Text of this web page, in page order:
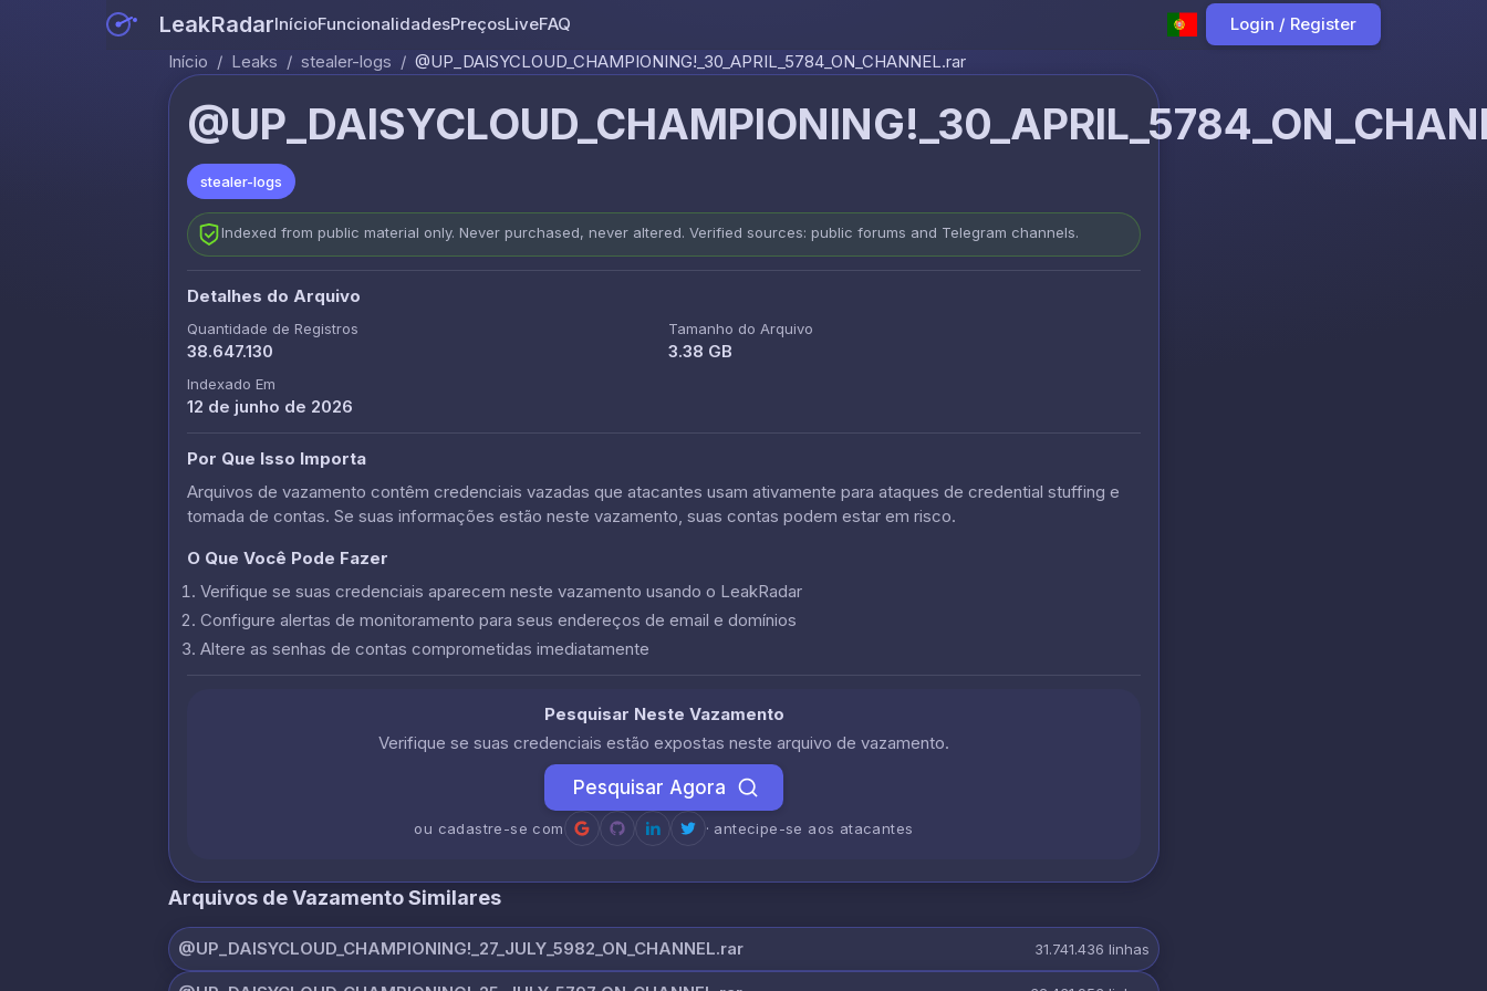
LeakRadarInícioFuncionalidadesPreçosLiveFAQ
Login / Register
Início / Leaks / stealer-logs / @UP_DAISYCLOUD_CHAMPIONING!_30_APRIL_5784_ON_CHANNEL.rar
stealer-logs
Indexed from public material only. Never purchased, never altered. Verified sources: public forums and Telegram channels.
Detalhes do Arquivo
Quantidade de Registros
38.647.130
Tamanho do Arquivo
3.38 GB
Indexado Em
12 de junho de 2026
Por Que Isso Importa
Arquivos de vazamento contêm credenciais vazadas que atacantes usam ativamente para ataques de credential stuffing e
tomada de contas. Se suas informações estão neste vazamento, suas contas podem estar em risco.
O Que Você Pode Fazer
Verifique se suas credenciais aparecem neste vazamento usando o LeakRadar
Configure alertas de monitoramento para seus endereços de email e domínios
Altere as senhas de contas comprometidas imediatamente
Pesquisar Neste Vazamento
Verifique se suas credenciais estão expostas neste arquivo de vazamento.
Pesquisar Agora
ou cadastre-se com · antecipe-se aos atacantes
Arquivos de Vazamento Similares
@UP_DAISYCLOUD_CHAMPIONING!_27_JULY_5982_ON_CHANNEL.rar 31.741.436 linhas